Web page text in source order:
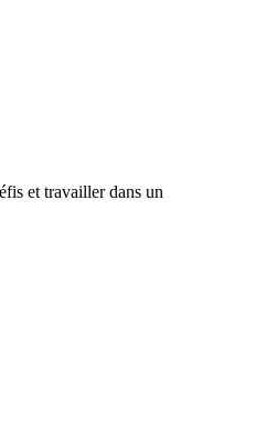
et travailler dans un